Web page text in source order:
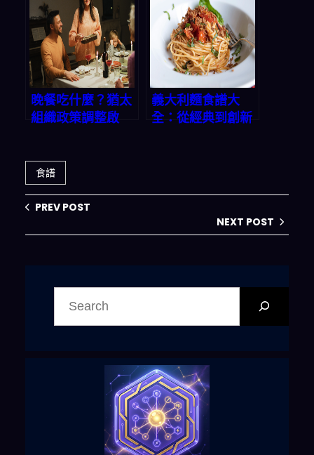
晚餐吃什麼？猶太
組織政策調整啟
義大利麵食譜大
全：從經典到創新
食譜
PREV POST
NEXT POST